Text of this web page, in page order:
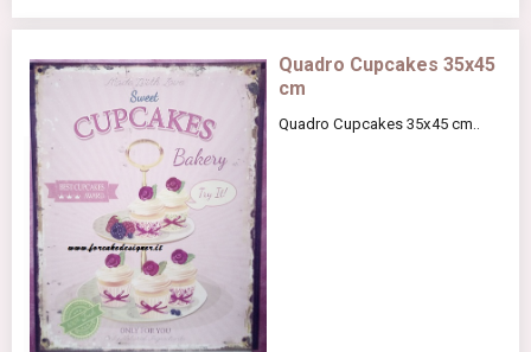
Quadro Cupcakes 35x45
cm
Quadro Cupcakes 35x45 cm..